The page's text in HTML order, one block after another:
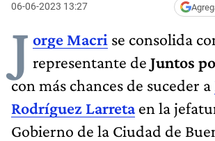
06-06-2023 13:27
J orge Macri se consolida
representante de Juntos
con más chances de suceder a
Rodríguez Larretaen la
Gobierno de la Ciudad de